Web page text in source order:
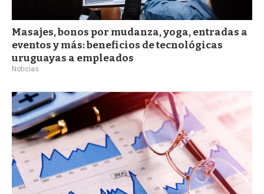
Masajes, bonos por mudanza, yoga, entradas a
eventos y más: beneficios de tecnológicas
uruguayas a empleados
Noticias